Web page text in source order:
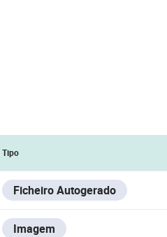
Tipo
Ficheiro Autogerado
Imagem